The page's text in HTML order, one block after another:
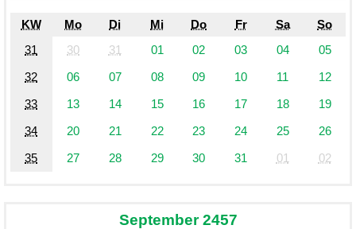
KW Mo Di Mi Do Fr Sa
So
31
30 31 01 02 03 04
05
32
06 07 08 09 10 11
12
33
13 14 15 16 17 18
19
34
20 21 22 23 24 25
26
35
27 28 29 30 31 01 02
September 2457